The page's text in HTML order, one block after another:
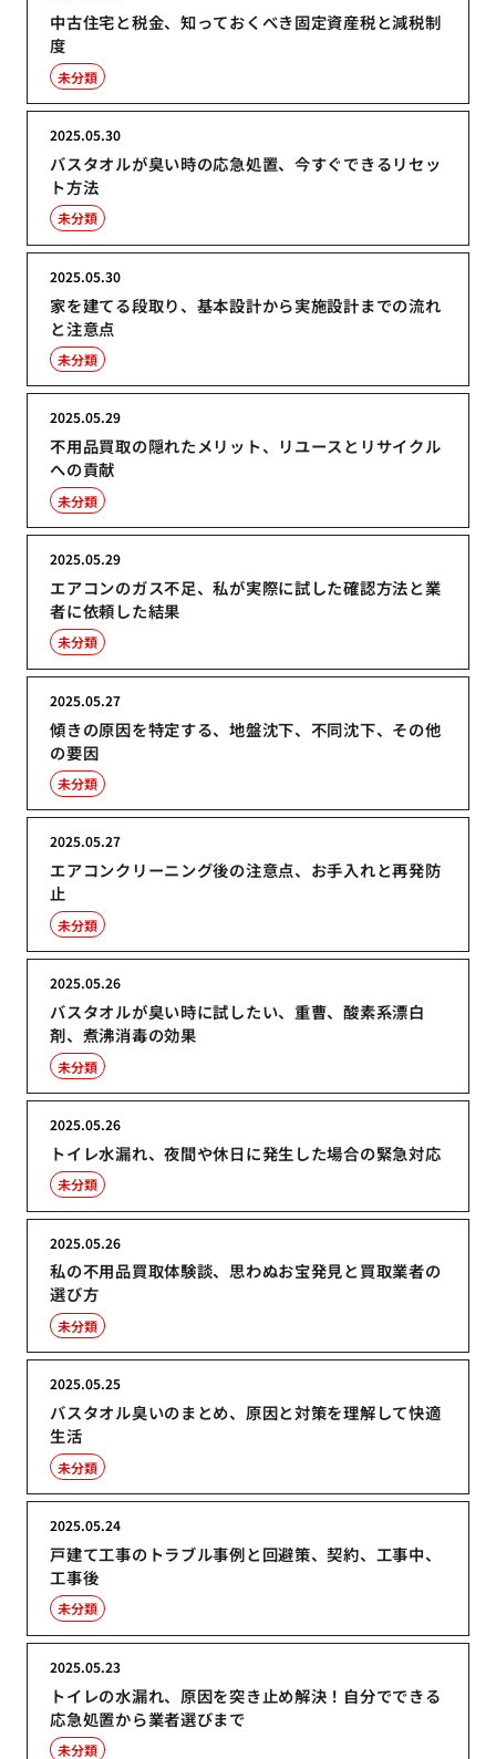
中古住宅と税金、知っておくべき固定資産税と減税制
度
未分類
バスタオルが臭い時の応急処置、今すぐできるリセッ
ト方法
2025.05.30
未分類
家を建てる段取り、基本設計から実施設計までの流れ
と注意点
2025.05.30
未分類
不用品買取の隠れたメリット、リユースとリサイクル
への貢献
2025.05.29
未分類
エアコンのガス不足、私が実際に試した確認方法と業
者に依頼した結果
2025.05.29
未分類
傾きの原因を特定する、地盤沈下、不同沈下、その他
の要因
2025.05.27
未分類
エアコンクリーニング後の注意点、お手入れと再発防
止
2025.05.27
未分類
バスタオルが臭い時に試したい、重曹、酸素系漂白
剤、煮沸消毒の効果
2025.05.26
未分類
トイレ水漏れ、夜間や休日に発生した場合の緊急対応
2025.05.26
未分類
私の不用品買取体験談、思わぬお宝発見と買取業者の
選び方
2025.05.26
未分類
バスタオル臭いのまとめ、原因と対策を理解して快適
生活
2025.05.25
未分類
戸建て工事のトラブル事例と回避策、契約、工事中、
工事後
2025.05.24
未分類
トイレの水漏れ、原因を突き止め解決！自分でできる
応急処置から業者選びまで
2025.05.23
未分類